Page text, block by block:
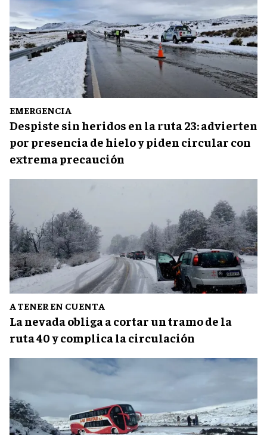
EMERGENCIA
Despiste sin heridos en la ruta 23: advierten
por presencia de hielo y piden circular con
extrema precaución
A TENER EN CUENTA
La nevada obliga a cortar un tramo de la
ruta 40 y complica la circulación